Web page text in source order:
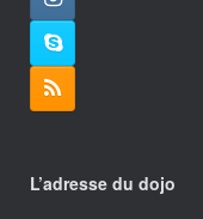
L’adresse du dojo